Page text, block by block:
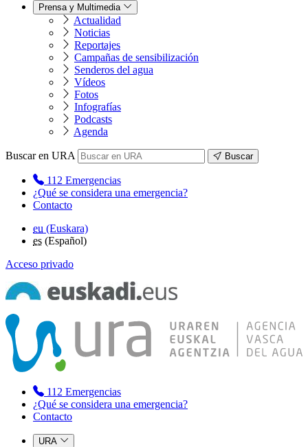
Prensa y Multimedia
Actualidad
Noticias
Reportajes
Campañas de sensibilización
Senderos del agua
Vídeos
Fotos
Infografías
Podcasts
Agenda
Buscar en URA Buscar
112 Emergencias
¿Qué se considera una emergencia?
Contacto
eu (Euskara)
es (Español)
Acceso privado
112 Emergencias
¿Qué se considera una emergencia?
Contacto
URA